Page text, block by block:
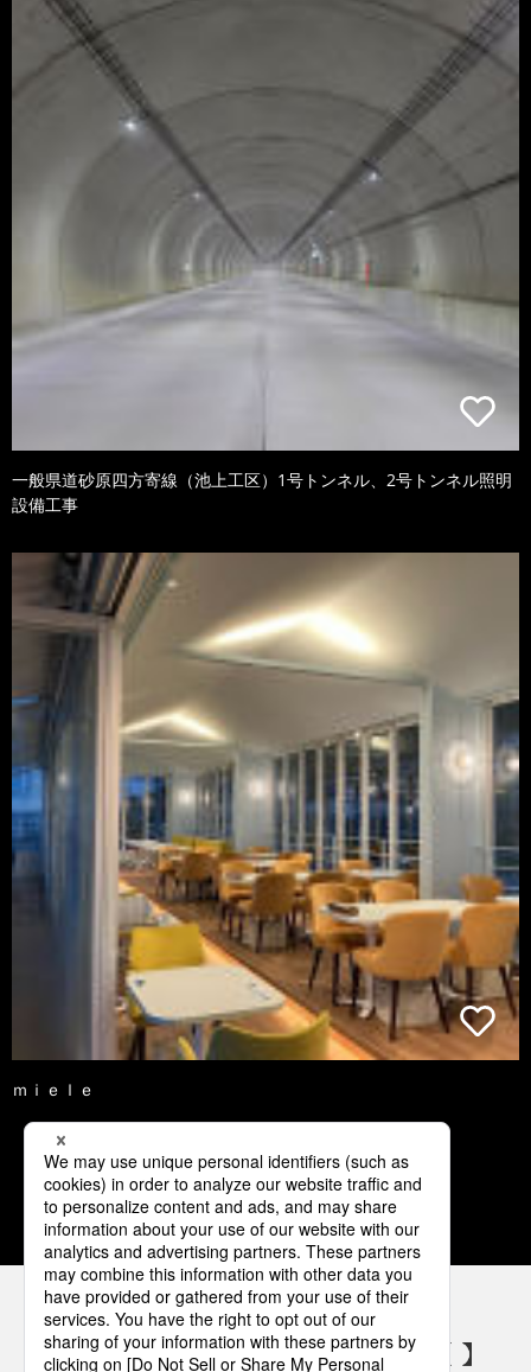
一般県道砂原四方寄線（池上工区）1号トンネル、2号トンネル照明
設備工事
ｍｉｅｌｅ
1 2 3 4 5
パナソニックの電気設備 SNSアカウント